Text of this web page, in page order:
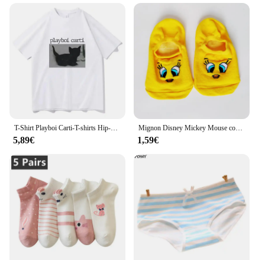
5,89€
Mignon Disney Mickey Mouse court femmes chaussettes 25 Style été Minnie point coton fille bateau chaussettes basse cheville femmes chaussettes
1,59€